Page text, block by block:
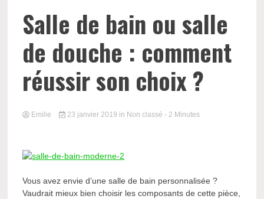
Salle de bain ou salle
de douche : comment
réussir son choix ?
Emilie 23 janvier 2019 in Non classé - 2 Minutes
Vous avez envie d’une salle de bain personnalisée ?
Vaudrait mieux bien choisir les composants de cette pièce,